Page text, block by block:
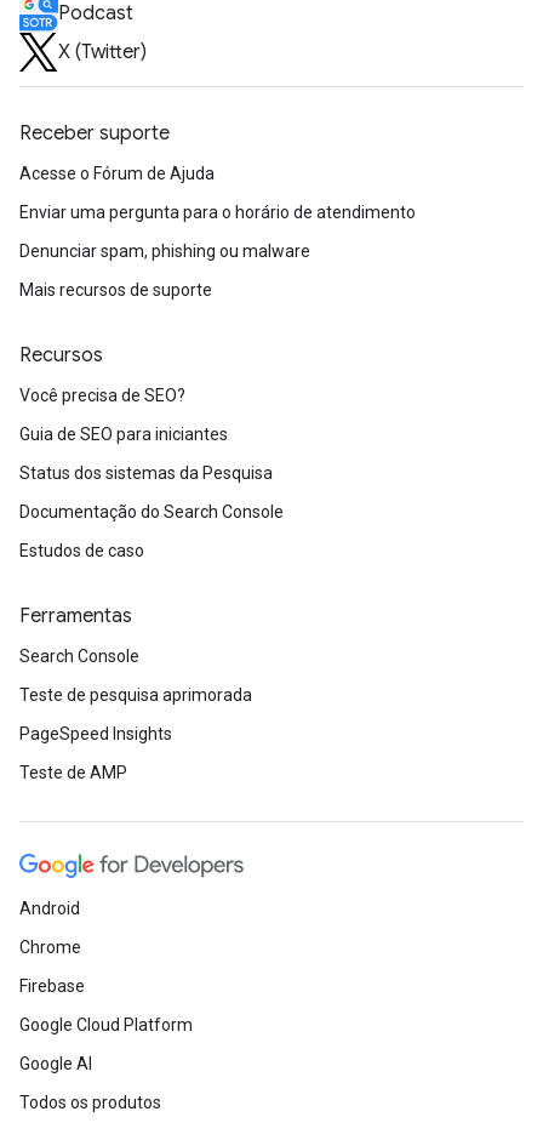
Podcast
X (Twitter)
Receber suporte
Acesse o Fórum de Ajuda
Enviar uma pergunta para o horário de atendimento
Denunciar spam, phishing ou malware
Mais recursos de suporte
Recursos
Você precisa de SEO?
Guia de SEO para iniciantes
Status dos sistemas da Pesquisa
Documentação do Search Console
Estudos de caso
Ferramentas
Search Console
Teste de pesquisa aprimorada
PageSpeed Insights
Teste de AMP
Android
Chrome
Firebase
Google Cloud Platform
Google AI
Todos os produtos